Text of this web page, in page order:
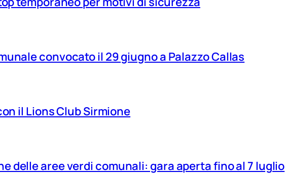
convocato il 29 giugno a Palazzo Callas
il Lions Club Sirmione
delle aree verdi comunali: gara aperta fino al 7 luglio